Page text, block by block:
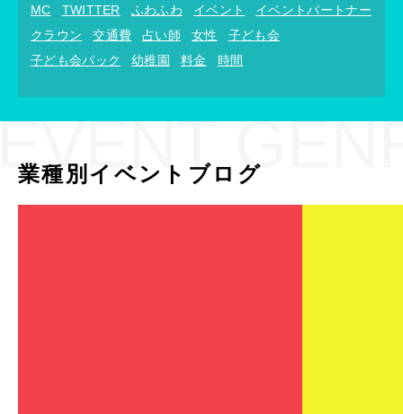
MC TWITTER ふわふわ イベント
イベントパートナー
クラウン
交通費 占い師 女性
子ども会
子ども会パック
幼稚園 料金 時間
業種別イベントブログ